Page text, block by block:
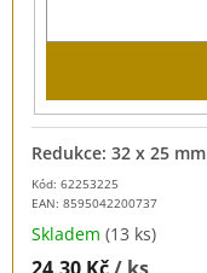
Kód: 62253225
EAN: 8595042200737
Redukce: 32 x 25 mm
Skladem (13 ks)